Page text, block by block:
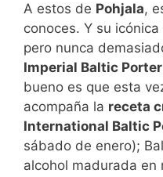
A estos de Pohjala,
conoces. Y su icónica
pero nunca
Imperial Baltic Porter
bueno es que esta
acompaña la receta
International Baltic
sábado de enero);
alcohol madurada en